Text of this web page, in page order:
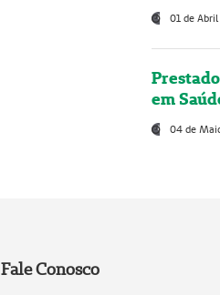
01 de
em
04 de
Fale Conosco